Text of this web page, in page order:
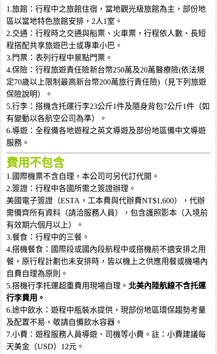
1.旅館：行程中之旅館住宿，當地觀光級旅館為主，部份地
區以當地特色旅館安排，2人1室。
2.交通：行程時之交通與船票、火車票，行程依人數、長短
程搭配共享旅遊巴士或專車小巴。
3.門票：表列行程中景點門票。
4.保險：行程旅遊責任險新台幣250萬及20萬醫療險(依法規
定70歲以上限制最高新台幣200萬旅行責任險)（見下列旅遊
保險說明）。
5.行李：搭機含托運行李23公斤1件及隨身背包7公斤1件（如
有變動以各航空公司為準）。
6.導遊：全程備各地遊程之英文導遊及部份地區備中文導遊
服務。
費用不包含
1.國際機票不含自理，本公司可另代訂代開。
2.簽證：行程中各國所需之簽證辦理。
美國電子簽證（ESTA，工本費與代辦費NT$1,600），代辦
需備齊所有資料（請洽服務人員），包含護照影本（入境前
有效期六個月以上）。
3.餐食：行程中的三餐。
4.搭機餐食：國際段或國內段航程中或搭機前不適安排之用
餐，原行程計劃也未安排時，皆以機上之供應用餐或機場內
自費自理為原則。
5.搭機行李托運超重費用現場自理。北美內陸航線不含托運
行李費用。
6.途中飲水：遊程中瓶裝水提供，現部份地區環保趨勢考量
及配置不易，敬請自備飲水容器。
7.小費：遊程服務人員導遊、司機等小費。註：小費建議每
天美金（USD）12元。